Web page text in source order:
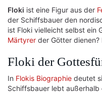
Floki ist eine Figur aus der
der Schiffsbauer den
ist Floki vielleicht selbst ein
Märtyrer der Götter
Floki der
In Flokis Biographie deutet
Schiffsbauer lebt außerhalb